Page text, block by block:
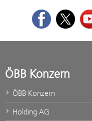
FacebookTwitter
ÖBB Konzern
ÖBB Konzern
Holding AG